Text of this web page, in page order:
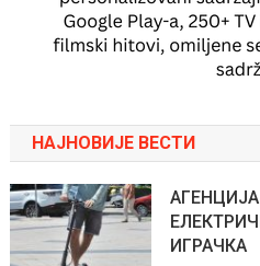
НАЈНОВИЈЕ ВЕСТИ
ИГРАЧКА